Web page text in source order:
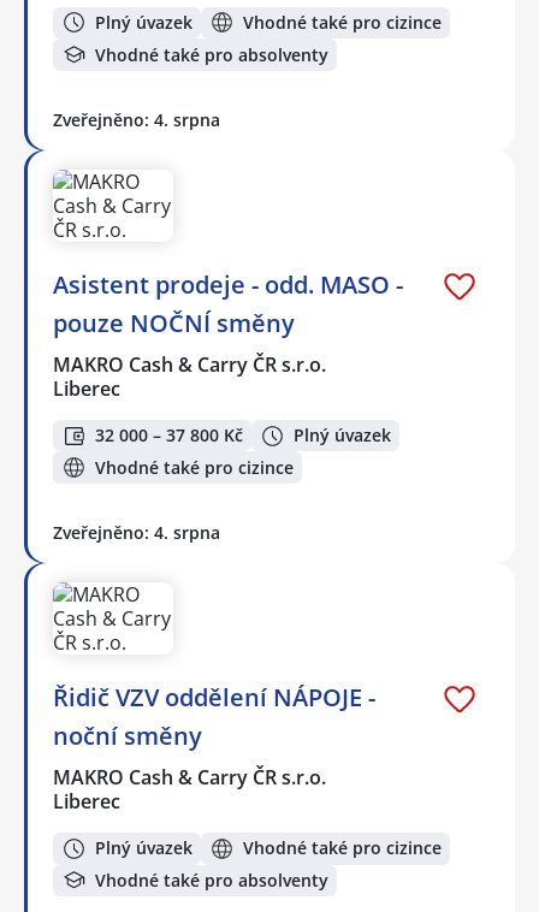
Plný úvazek
Vhodné také pro cizince
Vhodné také pro absolventy
Zveřejněno: 4. srpna
Asistent prodeje - odd. MASO -
pouze NOČNÍ směny
MAKRO Cash & Carry ČR s.r.o.
Liberec
32 000 – 37 800 Kč
Plný úvazek
Vhodné také pro cizince
Zveřejněno: 4. srpna
Řidič VZV oddělení NÁPOJE -
noční směny
MAKRO Cash & Carry ČR s.r.o.
Liberec
Plný úvazek
Vhodné také pro cizince
Vhodné také pro absolventy